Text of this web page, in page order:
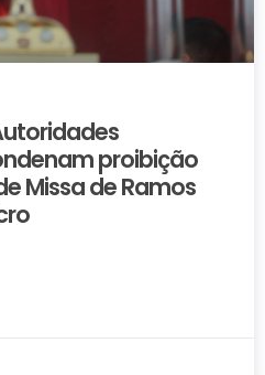
proibição
Missa de Ramos